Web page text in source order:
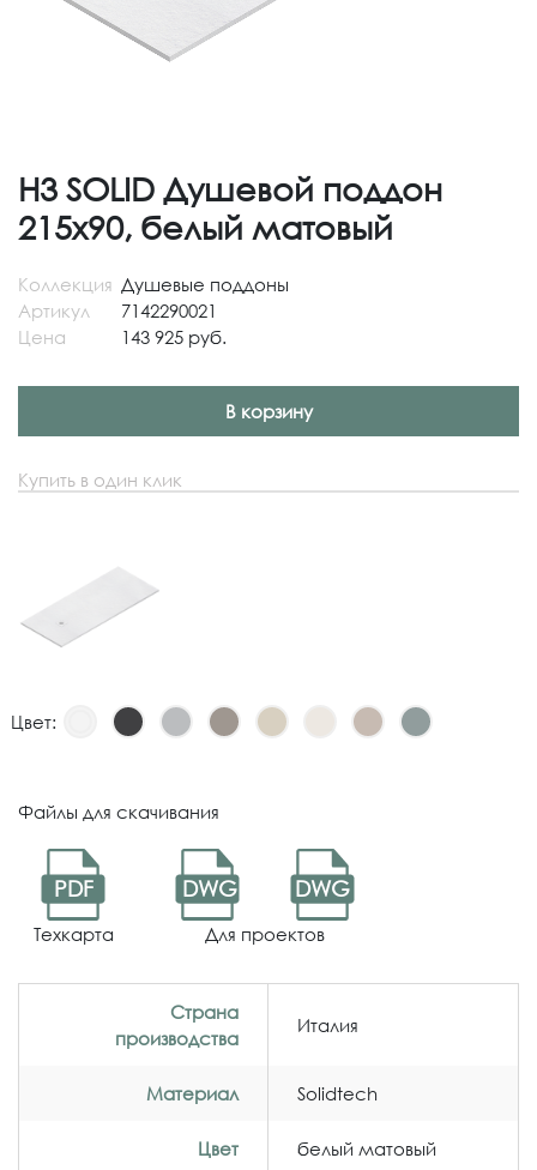
H3 SOLID Душевой поддон
215x90, белый матовый
Коллекция Душевые поддоны
Артикул
7142290021
Цена
143 925 руб.
В корзину
Купить в один клик
Цвет:
Файлы для скачивания
PDF
Техкарта
DWG DWG
Для проектов
Страна
производства
Италия
Материал Solidtech
Цвет белый матовый